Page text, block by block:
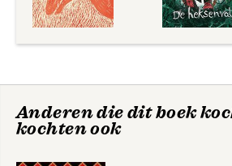
Anderen die dit boek
kochten ook